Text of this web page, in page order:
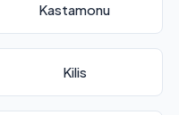
Kastamonu
Kilis